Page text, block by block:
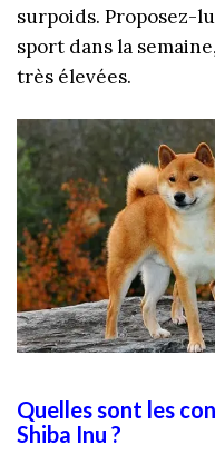
surpoids. Proposez-
sport dans la
très élevées.
Quelles sont les
Shiba Inu ?